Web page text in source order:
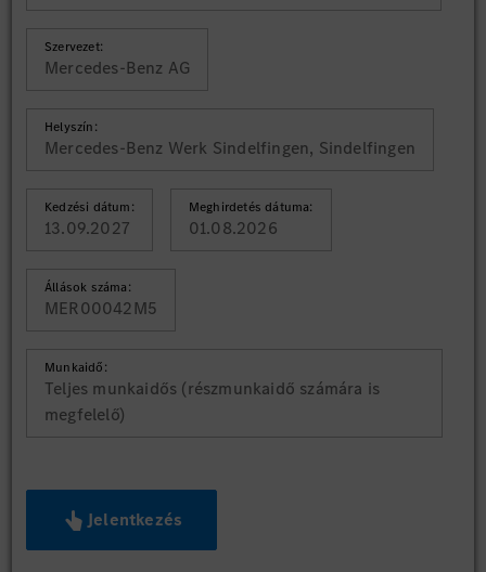
Szervezet:
Mercedes-Benz AG
Helyszín:
Mercedes-Benz Werk Sindelfingen, Sindelfingen
Kedzési dátum:
13.09.2027
Meghirdetés dátuma:
01.08.2026
Állások száma:
MER00042M5
Munkaidő:
Teljes munkaidős (részmunkaidő számára is
megfelelő)
Jelentkezés